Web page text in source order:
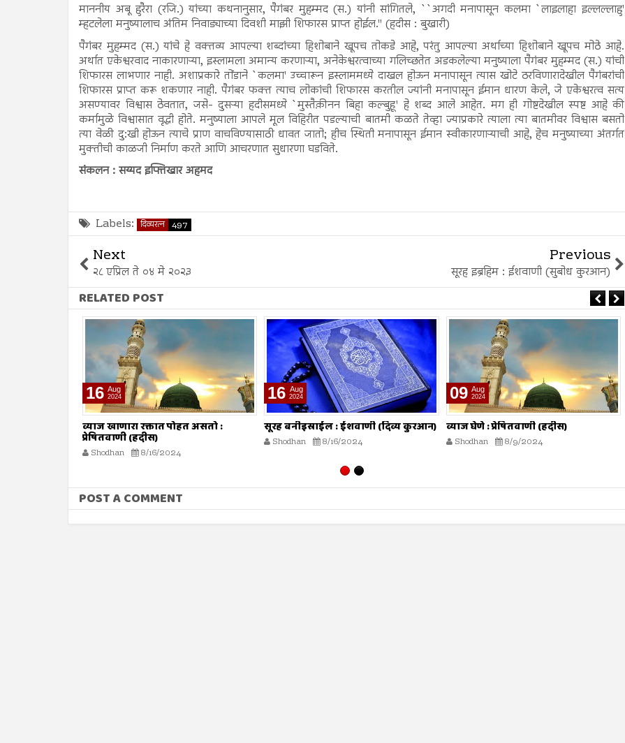
माननीय अबू हुरैरा (रजि.) यांच्या कथनानुसार, पैगंबर मुहम्मद (स.) यांनी सांगितले, ``अगदी मनापासून कलमा `लाइलाहा इल्लल्लाहु'
म्हटलेला मनुष्यालाच अंतिम निवाड्याच्या दिवशी माझी शिफारस प्राप्त होईल.'' (हदीस : बुखारी)
पैगंबर मुहम्मद (स.) यांचे हे वक्तव्य आपल्या शब्दांच्या हिशोबाने खूपच तोकडे आहे, परंतु आपल्या अर्थाच्या हिशोबाने खूपच मोठे आहे.
अर्थात एकेश्वरवाद नाकारणाऱ्या, इस्लामला अमान्य करणाऱ्या, अनेकेश्वरत्वाच्या गलिच्छतेत अडकलेल्या मनुष्याला पैगंबर मुहम्मद (स.) यांची
शिफारस लाभणार नाही. अशाप्रकारे तोंडाने `कलमा' उच्चारून इस्लाममध्ये दाखल होऊन मनापासून त्यास खोटे ठरविणारादेखील पैगंबरांची
शिफारस प्राप्त करू शकणार नाही. पैगंबर फक्त त्याच लोकांची शिफारस करतील ज्यांनी मनापासून ईमान धारण केले, जे एकेश्वरत्व सत्य
असण्यावर विश्वास ठेवतात, जसे- दुसऱ्या हदीसमध्ये `मुस्तैक़ीनन बिहा कल्बुहू' हे शब्द आले आहेत. मग ही गोष्टदेखील स्पष्ट आहे की
कर्मामुळे विश्वासात वृद्धी होते. मनुष्याला आपले मूल विहिरीत पडल्याची बातमी कळते तेव्हा ज्याप्रकारे त्याला त्या बातमीवर विश्वास बसतो
त्या वेळी दु:खी होऊन त्याचे प्राण वाचविण्यासाठी धावत जातो; हीच स्थिती मनापासून ईमान स्वीकारणाऱ्याची आहे, हेच मनुष्याच्या अंतर्गत
मुक्तीची काळजी निर्माण करते आणि आचरणात सुधारणा घडविते.
संकलन : सय्यद इफ्तिखार अहमद
Labels: दिव्यरत्न 497
Next
२८ एप्रिल ते ०४ मे २०२३
Previous
सूरह इब्रहिम : ईशवाणी (सुबोध कुरआन)
RELATED POST
16 Aug
2024
सूरह बनीइस्राईल : ईशवाणी (दिव्य कुरआन)
Shodhan 8/16/2024
09 Aug
2024
व्याज घेणे : प्रेषितवाणी (हदीस)
Shodhan 8/9/2024
26 Jul
2024
मोजमापात तफावत करणे : प्रेषितवाणी
(हदीस)
POST A COMMENT